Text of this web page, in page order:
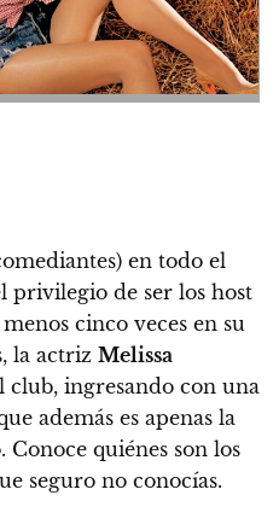
en todo el
privilegio de ser los host
cinco veces en su
la actriz Melissa
ingresando con una
además es apenas la
quiénes son los
seguro no conocías.